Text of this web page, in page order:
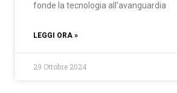
fonde la tecnologia all’avanguardia
LEGGI ORA »
29 Ottobre 2024